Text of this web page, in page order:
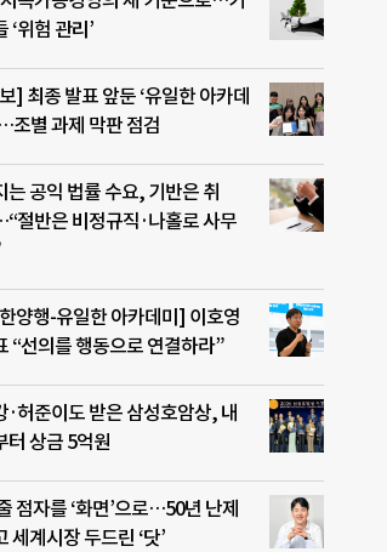
‘위험 관리’
] 최종 발표 앞둔 ‘유일한 아카데
조별 과제 막판 점검
는 공익 법률 수요, 기반은 취
절반은 비정규직·나홀로 사무
양행-유일한 아카데미] 이호영
“선의를 행동으로 연결하라”
·허준이도 받은 삼성호암상, 내
터 상금 5억원
점자를 ‘화면’으로…50년 난제
세계시장 두드린 ‘닷’